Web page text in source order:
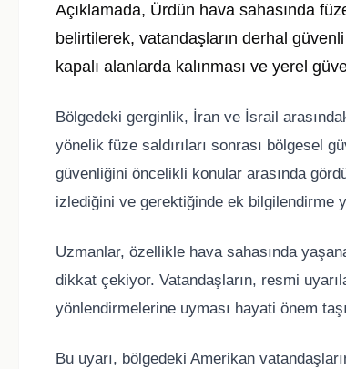
Açıklamada, Ürdün hava sahasında
belirtilerek, vatandaşların derhal
kapalı alanlarda kalınması ve yerel
Bölgedeki gerginlik, İran ve İsrail
yönelik füze saldırıları sonrası bölgesel
güvenliğini öncelikli konular arasında
izlediğini ve gerektiğinde ek bilgilendirme
Uzmanlar, özellikle hava sahasında
dikkat çekiyor. Vatandaşların, resmi
yönlendirmelerine uyması hayati önem
Bu uyarı, bölgedeki Amerikan